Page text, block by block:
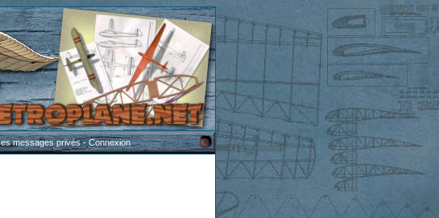
messages privés-Connexion